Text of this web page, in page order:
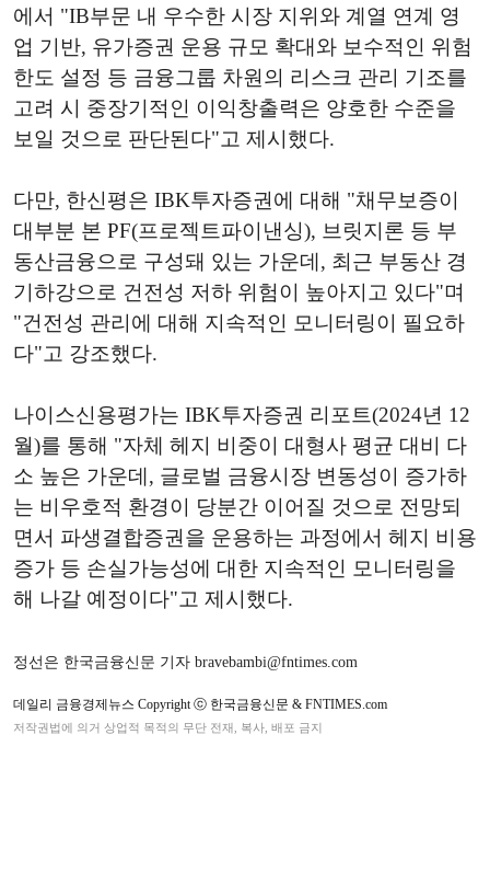
에서 "IB부문 내 우수한 시장 지위와 계열 연계 영
업 기반, 유가증권 운용 규모 확대와 보수적인 위험
한도 설정 등 금융그룹 차원의 리스크 관리 기조를
고려 시 중장기적인 이익창출력은 양호한 수준을
보일 것으로 판단된다"고 제시했다.
다만, 한신평은 IBK투자증권에 대해 "채무보증이
대부분 본 PF(프로젝트파이낸싱), 브릿지론 등 부
동산금융으로 구성돼 있는 가운데, 최근 부동산 경
기하강으로 건전성 저하 위험이 높아지고 있다"며
"건전성 관리에 대해 지속적인 모니터링이 필요하
다"고 강조했다.
나이스신용평가는 IBK투자증권 리포트(2024년 12
월)를 통해 "자체 헤지 비중이 대형사 평균 대비 다
소 높은 가운데, 글로벌 금융시장 변동성이 증가하
는 비우호적 환경이 당분간 이어질 것으로 전망되
면서 파생결합증권을 운용하는 과정에서 헤지 비용
증가 등 손실가능성에 대한 지속적인 모니터링을
해 나갈 예정이다"고 제시했다.
정선은 한국금융신문 기자 bravebambi@fntimes.com
데일리 금융경제뉴스 Copyright ⓒ 한국금융신문 & FNTIMES.com
저작권법에 의거 상업적 목적의 무단 전재, 복사, 배포 금지